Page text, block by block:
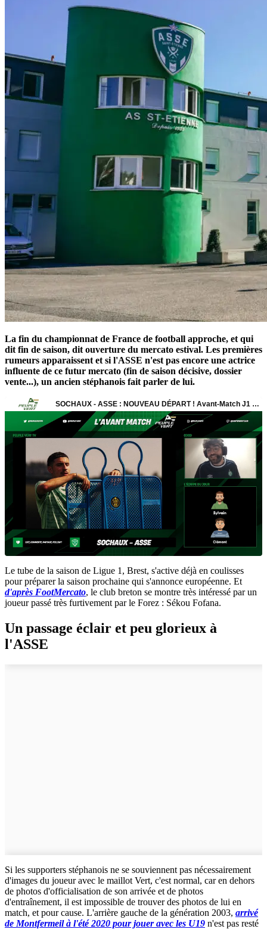
La fin du championnat de France de football approche, et qui
dit fin de saison, dit ouverture du mercato estival. Les premières
rumeurs apparaissent et si l'ASSE n'est pas encore une actrice
influente de ce futur mercato (fin de saison décisive, dossier
vente...), un ancien stéphanois fait parler de lui.
Le tube de la saison de Ligue 1, Brest, s'active déjà en coulisses
pour préparer la saison prochaine qui s'annonce européenne. Et
d'après FootMercato, le club breton se montre très intéressé par un
joueur passé très furtivement par le Forez : Sékou Fofana.
Un passage éclair et peu glorieux à
l'ASSE
Si les supporters stéphanois ne se souviennent pas nécessairement
d'images du joueur avec le maillot Vert, c'est normal, car en dehors
de photos d'officialisation de son arrivée et de photos
d'entraînement, il est impossible de trouver des photos de lui en
match, et pour cause. L'arrière gauche de la génération 2003, arrivé
de Montfermeil à l'été 2020 pour jouer avec les U19 n'est pas resté